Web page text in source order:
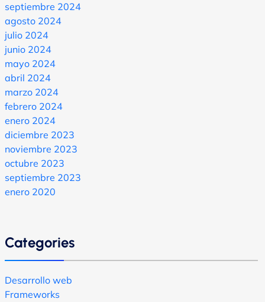
septiembre 2024
agosto 2024
julio 2024
junio 2024
mayo 2024
abril 2024
marzo 2024
febrero 2024
enero 2024
diciembre 2023
noviembre 2023
octubre 2023
septiembre 2023
enero 2020
Categories
Desarrollo web
Frameworks